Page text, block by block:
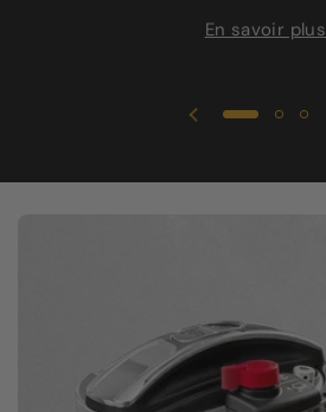
En savoir plus